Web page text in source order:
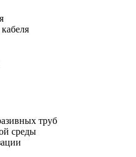
труб
среды